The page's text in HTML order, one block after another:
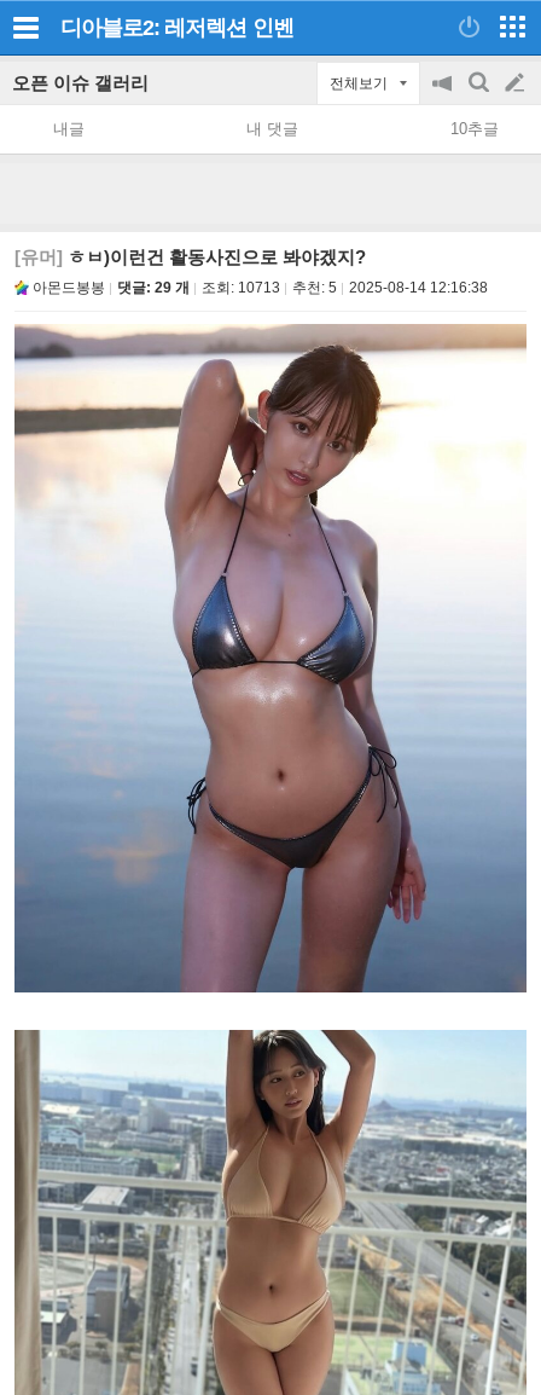
디아블로2: 레저렉션 인벤
오픈 이슈 갤러리 전체보기
공
지
on/off
검
색
글
쓰
내글 내 댓글 10추글
[유머] ㅎㅂ)이런건 활동사진으로 봐야겠지?
아몬드봉봉 댓글: 29 개 조회: 10713 추천: 5 2025-08-14 12:16:38